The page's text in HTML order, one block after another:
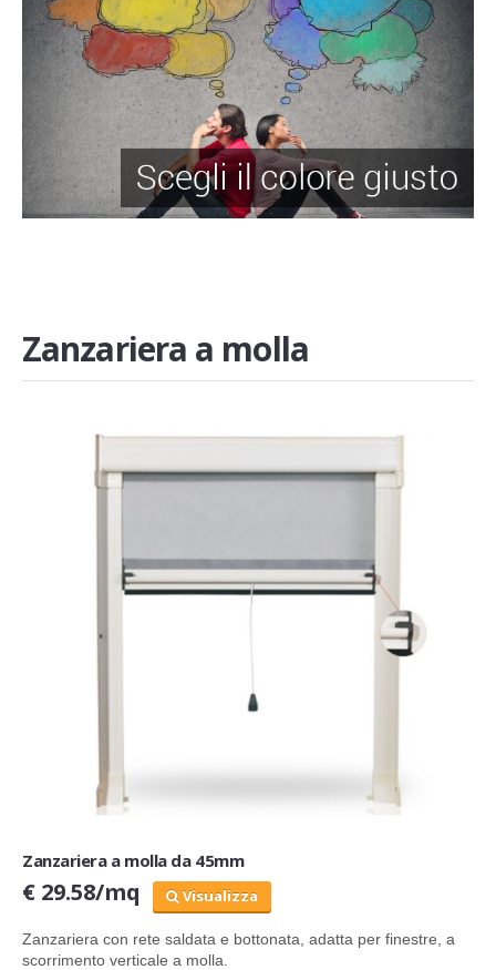
Zanzariera a molla
Zanzariera a molla da 45mm
€ 29.58/mq Visualizza
Zanzariera con rete saldata e bottonata, adatta per finestre, a
scorrimento verticale a molla.